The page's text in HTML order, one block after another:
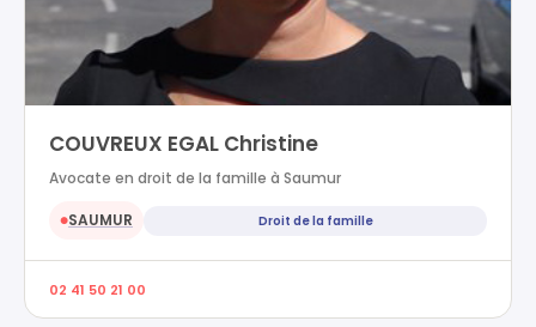
COUVREUX EGAL Christine
Avocate en droit de la famille à Saumur
●SAUMUR Droit de la famille
02 41 50 21 00